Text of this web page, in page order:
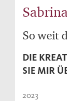
So weit
DIE
SIE MIR
2023